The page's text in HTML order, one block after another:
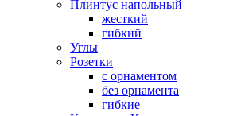
Плинтус напольный
жесткий
гибкий
Углы
Розетки
с орнаментом
без орнамента
гибкие